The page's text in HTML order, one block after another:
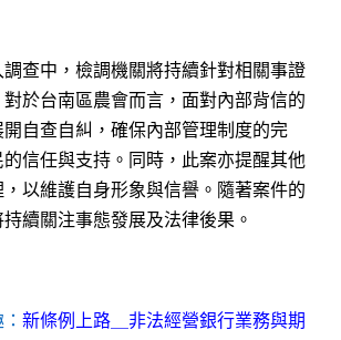
調查中，檢調機關將持續針對相關事證
於台南區農會而言，面對內部背信的
自查自糾，確保內部管理制度的完
信任與支持。同時，此案亦提醒其他
以維護自身形象與信譽。隨著案件的
續關注事態發展及法律後果。
：新條例上路＿非法經營銀行業務與期